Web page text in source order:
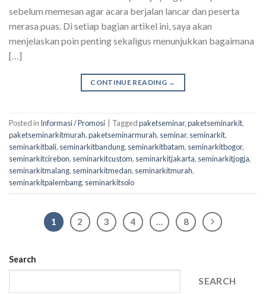
sebelum memesan agar acara berjalan lancar dan peserta
merasa puas. Di setiap bagian artikel ini, saya akan
menjelaskan poin penting sekaligus menunjukkan bagaimana
[…]
CONTINUE READING →
Posted in Informasi / Promosi Taggedpaketseminar,paketseminarkit,
paketseminarkitmurah,paketseminarmurah, seminar, seminarkit,
seminarkitbali, seminarkitbandung, seminarkitbatam, seminarkitbogor,
seminarkitcirebon, seminarkitcustom, seminarkitjakarta, seminarkitjogja,
seminarkitmalang, seminarkitmedan, seminarkitmurah,
seminarkitpalembang, seminarkitsolo
1 2 3 4 8
Search
SEARCH